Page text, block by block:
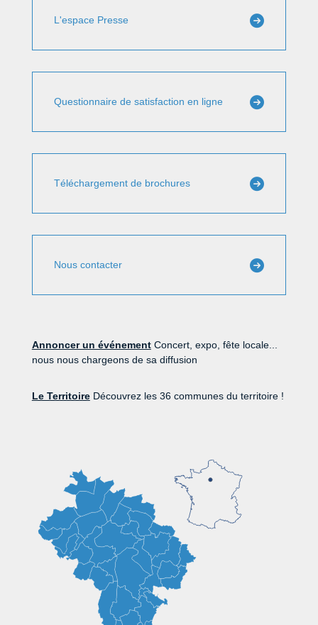
L'espace Presse
Questionnaire de satisfaction en ligne
Téléchargement de brochures
Nous contacter
Annoncer un événementConcert, expo, fête locale...
nous nous chargeons de sa diffusion
Le TerritoireDécouvrez les 36 communes du territoire !